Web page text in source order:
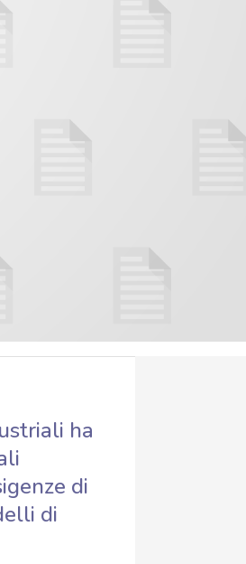
ha
di
di